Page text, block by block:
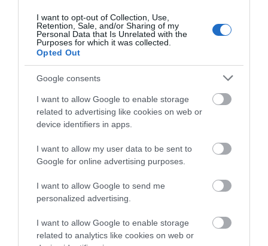
I want to opt-out of Collection, Use,
Retention, Sale, and/or Sharing of my
Personal Data that Is Unrelated with the
Purposes for which it was collected.
Opted Out
Google consents
I want to allow Google to enable storage
related to advertising like cookies on web or
device identifiers in apps.
I want to allow my user data to be sent to
Google for online advertising purposes.
I want to allow Google to send me
personalized advertising.
I want to allow Google to enable storage
related to analytics like cookies on web or